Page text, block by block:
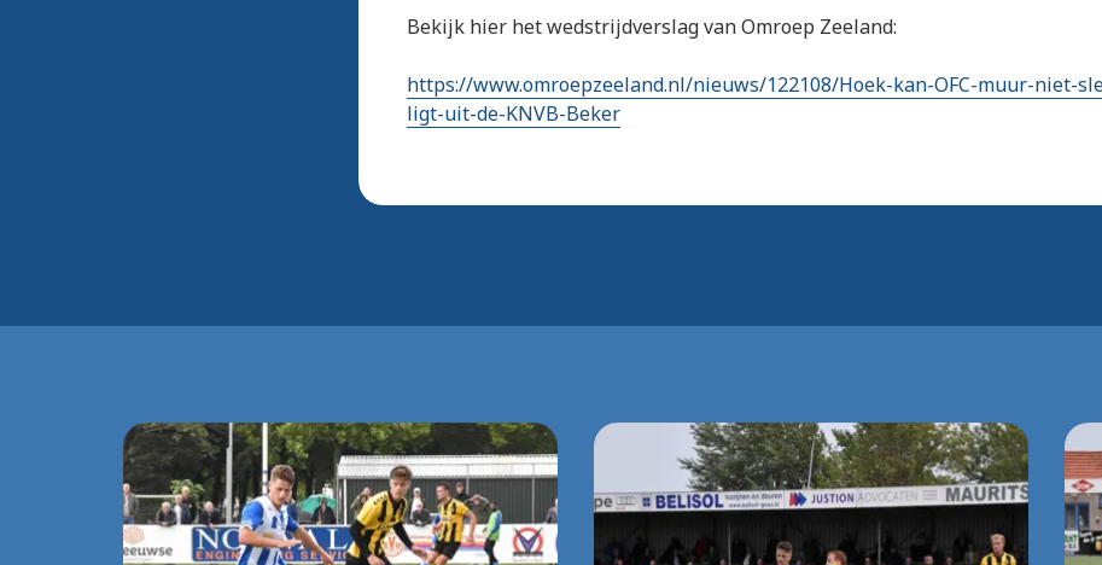
Bekijk hier het wedstrijdverslag van Omroep Zeeland:
https://www.omroepzeeland.nl/nieuws/122108/Hoek-kan-OFC-muur-niet-
ligt-uit-de-KNVB-Beker